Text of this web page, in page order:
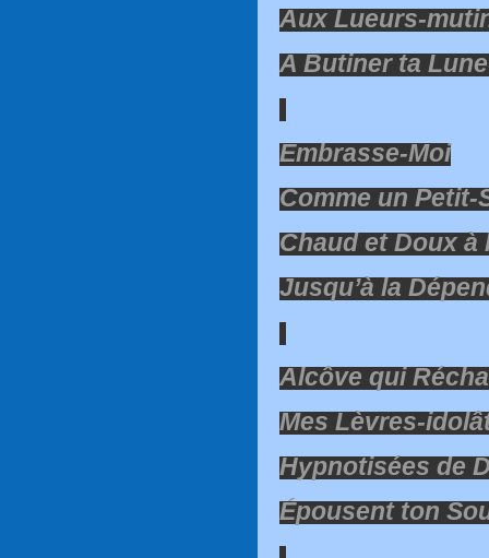
Aux Lueurs-
A Butiner ta
Embrasse-Moi
Comme un Petit-
Chaud et Doux à
Jusqu’à la
Alcôve qui
Mes Lèvres-
Hypnotisées de
Épousent ton